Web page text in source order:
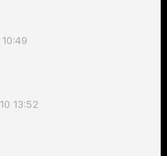
13:52